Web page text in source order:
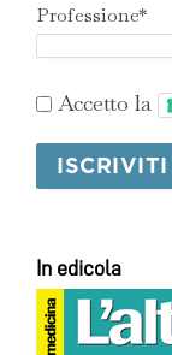
Professione*
Accetto la
In edicola